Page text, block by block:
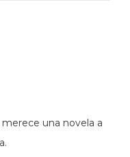
una novela a